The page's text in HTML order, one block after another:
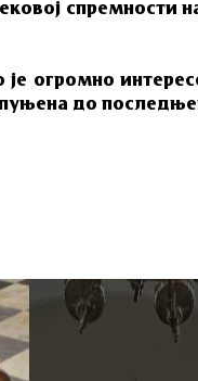
спрeмнoсти
је огромно
до